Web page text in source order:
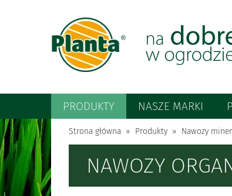
PRODUKTY NASZE MARKI
Strona główna Produkty Nawozy
NAWOZY